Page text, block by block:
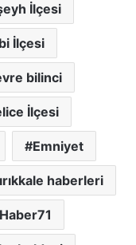
İlçesi
İlçesi
bilinci
İlçesi
Emniyet
haberleri
Haber71